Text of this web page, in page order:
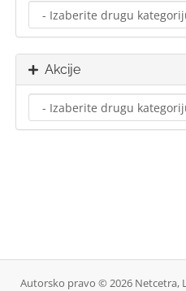
Akcije
Autorsko pravo © 2026 Netcetra,